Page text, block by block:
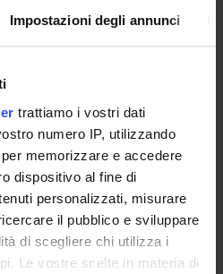
Impostazioni degli annunci
trattiamo i vostri dati
numero IP, utilizzando
memorizzare e accedere
dispositivo al fine di
personalizzati, misurare
il pubblico e sviluppare
di scegliere chi utilizza i
Le vostre scelte in materia di
SUPERIORE